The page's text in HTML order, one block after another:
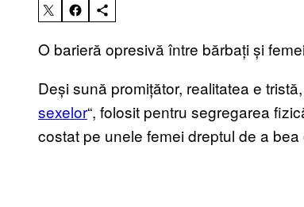
O barieră opresivă între bărbați și
Deși sună promițător, realitatea e
sexelor“, folosit pentru segregarea
costat pe unele femei dreptul de a